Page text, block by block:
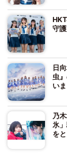
守
日
虫
い
乃
氷
を